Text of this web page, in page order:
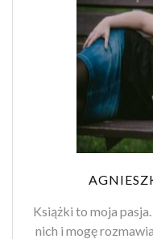
Książki to moja
nich i mogę